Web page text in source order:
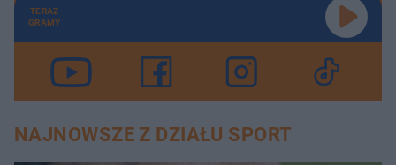
TERAZ
GRAMY
NAJNOWSZE Z DZIAŁU SPORT